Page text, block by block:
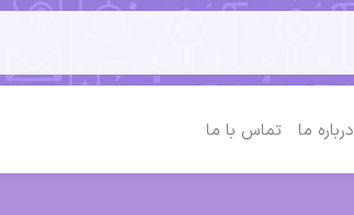
درباره ما تماس با ما